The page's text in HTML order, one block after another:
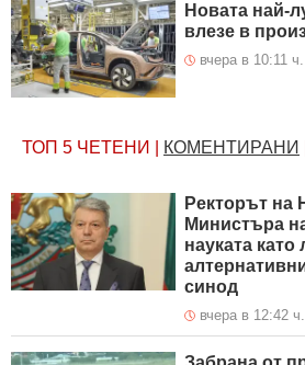
Новата най-
влезе в
вчера в 10:11 ч.
ТОП 5 ЧЕТЕНИ КОМЕНТИРАНИ
Ректорът
Министъра
науката като
синод
вчера в 12:42 ч.